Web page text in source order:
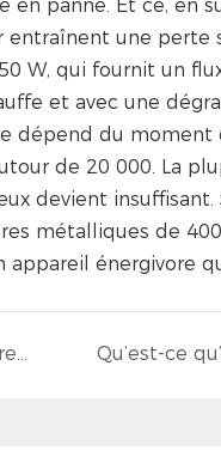
panne. Et ce, en
une perte
W, qui fournit un
et avec une
dépend du moment
de 20 000. La
devient insuffisant.
métalliques de
appareil énergivore
Puis-je remplacer une ampoule à halogénures métalliques par une ampoule LED ?